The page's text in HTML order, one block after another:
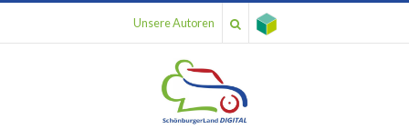
Unsere Autoren